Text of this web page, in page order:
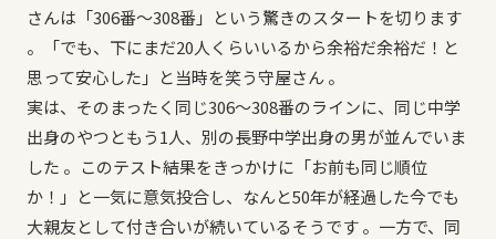
さんは「306番〜308番」という驚きのスタートを切ります
。「でも、下にまだ20人くらいいるから余裕だ余裕だ！と
思って安心した」と当時を笑う守屋さん 。
実は、そのまったく同じ306〜308番のラインに、同じ中学
出身のやつともう1人、別の長野中学出身の男が並んでいま
した 。このテスト結果をきっかけに「お前も同じ順位
か！」と一気に意気投合し、なんと50年が経過した今でも
大親友として付き合いが続いているそうです 。一方で、同